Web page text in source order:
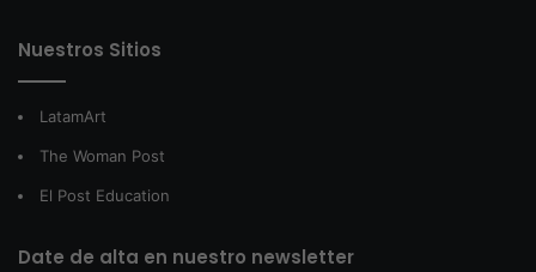
Nuestros Sitios
LatamArt
The Woman Post
El Post Education
Date de alta en nuestro newsletter